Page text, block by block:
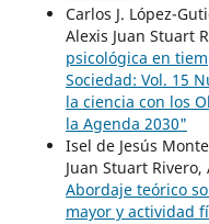
Carlos J. López-
Alexis Juan Stuart
psicológica en
Sociedad: Vol. 15
la ciencia con los
la Agenda 2030"
Isel de Jesús
Juan Stuart
Abordaje teórico
mayor y actividad